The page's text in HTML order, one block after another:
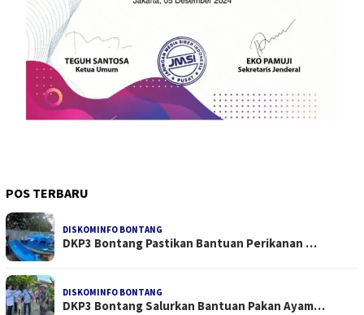
POS TERBARU
DISKOMINFO BONTANG
DKP3 Bontang Pastikan Bantuan Perikanan …
DISKOMINFO BONTANG
DKP3 Bontang Salurkan Bantuan Pakan Ayam…